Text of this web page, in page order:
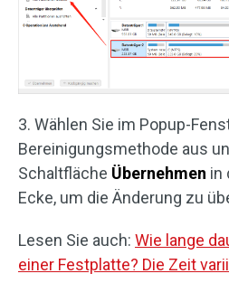
3. Wählen Sie im Popup-
Bereinigungsmethode aus
Schaltfläche Übernehmen in
Ecke, um die Änderung zu
Lesen Sie auch: Wie lange
einer Festplatte? Die Zeit